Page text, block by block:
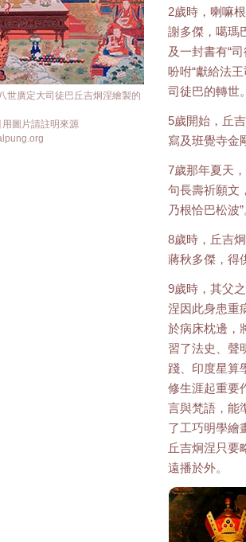
世廣定大司徒巴丘吉炯涅繪製的
用圖片請註明來源
2歲時，喇嘛
謝多傑，噶瑪
及一封書有“
吩咐“獻給法
司徒巴的轉世
5歲開始，丘
寫及班覺寺金
7歲那年夏天
句長壽祈願文
乃根恰巴松波
8歲時，丘吉
蔣秋多傑，得
9歲時，其父
涅因此身患重
於病床枕邊，
習了法史、聲
踐、印度星算
修生涯起重要
言與梵語，能
了工巧明學繪
丘吉炯涅只要
遠播於外。